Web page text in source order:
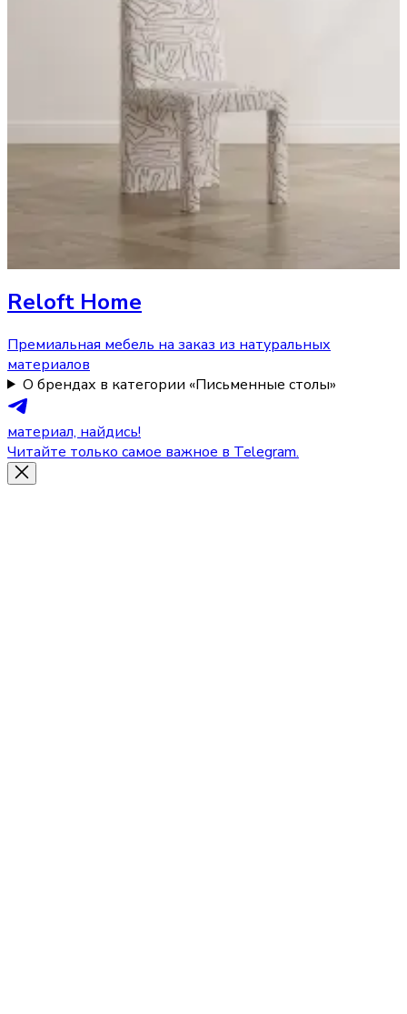
Reloft Home
Премиальная мебель на заказ из натуральных
материалов
О брендах в категории «Письменные столы»
материал, найдись!
Читайте только самое важное в Telegram.